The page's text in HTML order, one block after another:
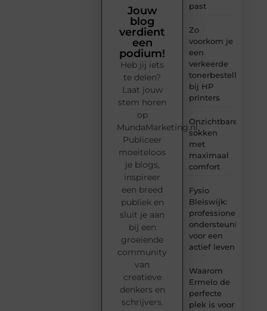
past
Zo
voorkom je
een
verkeerde
tonerbestelling
bij HP
printers
Onzichtbare
sokken
met
maximaal
comfort
Fysio
Bleiswijk:
professionele
ondersteuning
voor een
actief leven
Waarom
Ermelo de
perfecte
plek is voor
Jouw
blog
verdient
een
podium!
Heb jij iets
te delen?
Laat jouw
stem horen
op
MundaMarketing.nl.
Publiceer
moeiteloos
je blogs,
inspireer
een breed
publiek en
sluit je aan
bij een
groeiende
community
van
creatieve
denkers en
schrijvers.